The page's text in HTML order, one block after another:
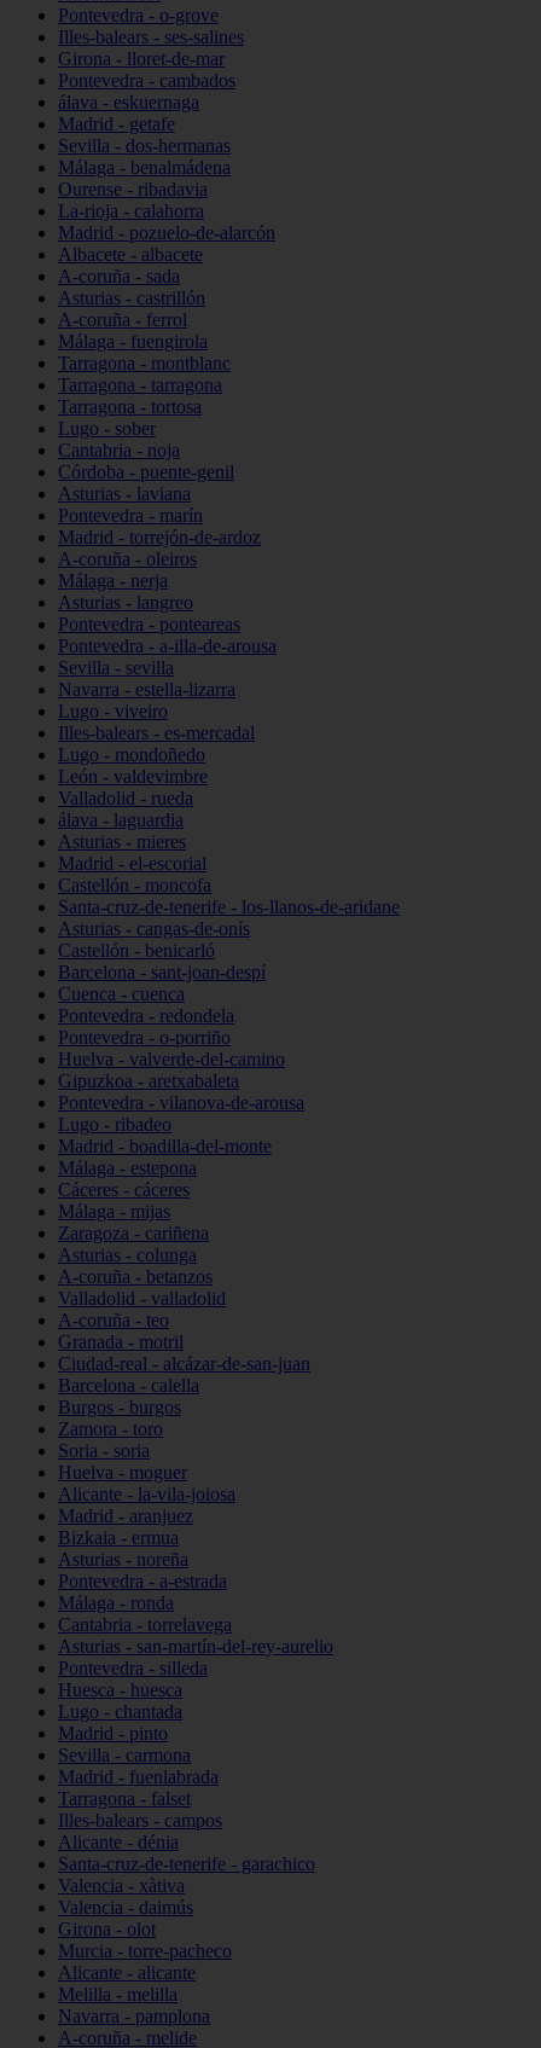
Pontevedra - o-grove
Illes-balears - ses-salines
Girona - lloret-de-mar
Pontevedra - cambados
álava - eskuernaga
Madrid - getafe
Sevilla - dos-hermanas
Málaga - benalmádena
Ourense - ribadavia
La-rioja - calahorra
Madrid - pozuelo-de-alarcón
Albacete - albacete
A-coruña - sada
Asturias - castrillón
A-coruña - ferrol
Málaga - fuengirola
Tarragona - montblanc
Tarragona - tarragona
Tarragona - tortosa
Lugo - sober
Cantabria - noja
Córdoba - puente-genil
Asturias - laviana
Pontevedra - marín
Madrid - torrejón-de-ardoz
A-coruña - oleiros
Málaga - nerja
Asturias - langreo
Pontevedra - ponteareas
Pontevedra - a-illa-de-arousa
Sevilla - sevilla
Navarra - estella-lizarra
Lugo - viveiro
Illes-balears - es-mercadal
Lugo - mondoñedo
León - valdevimbre
Valladolid - rueda
álava - laguardia
Asturias - mieres
Madrid - el-escorial
Castellón - moncofa
Santa-cruz-de-tenerife - los-llanos-de-aridane
Asturias - cangas-de-onís
Castellón - benicarló
Barcelona - sant-joan-despí
Cuenca - cuenca
Pontevedra - redondela
Pontevedra - o-porriño
Huelva - valverde-del-camino
Gipuzkoa - aretxabaleta
Pontevedra - vilanova-de-arousa
Lugo - ribadeo
Madrid - boadilla-del-monte
Málaga - estepona
Cáceres - cáceres
Málaga - mijas
Zaragoza - cariñena
Asturias - colunga
A-coruña - betanzos
Valladolid - valladolid
A-coruña - teo
Granada - motril
Ciudad-real - alcázar-de-san-juan
Barcelona - calella
Burgos - burgos
Zamora - toro
Soria - soria
Huelva - moguer
Alicante - la-vila-joiosa
Madrid - aranjuez
Bizkaia - ermua
Asturias - noreña
Pontevedra - a-estrada
Málaga - ronda
Cantabria - torrelavega
Asturias - san-martín-del-rey-aurelio
Pontevedra - silleda
Huesca - huesca
Lugo - chantada
Madrid - pinto
Sevilla - carmona
Madrid - fuenlabrada
Tarragona - falset
Illes-balears - campos
Alicante - dénia
Santa-cruz-de-tenerife - garachico
Valencia - xàtiva
Valencia - daimús
Girona - olot
Murcia - torre-pacheco
Alicante - alicante
Melilla - melilla
Navarra - pamplona
A-coruña - melide